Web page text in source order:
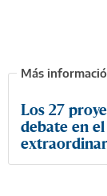
Los 27
debate en